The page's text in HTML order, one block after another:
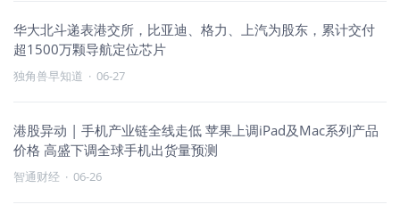
华大北斗递表港交所，比亚迪、格力、上汽为股东，累计交付
超1500万颗导航定位芯片
独角兽早知道 · 06-27
港股异动 | 手机产业链全线走低 苹果上调iPad及Mac系列产品
价格 高盛下调全球手机出货量预测
智通财经 · 06-26